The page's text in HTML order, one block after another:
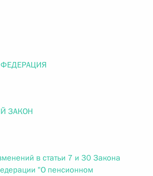
ЗАКОН
в статьи 7 и 30 Закона
"О пенсионном